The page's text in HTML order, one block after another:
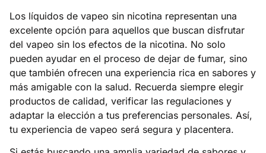
Los líquidos de vapeo sin nicotina representan una
excelente opción para aquellos que buscan disfrutar
del vapeo sin los efectos de la nicotina. No solo
pueden ayudar en el proceso de dejar de fumar, sino
que también ofrecen una experiencia rica en sabores y
más amigable con la salud. Recuerda siempre elegir
productos de calidad, verificar las regulaciones y
adaptar la elección a tus preferencias personales. Así,
tu experiencia de vapeo será segura y placentera.